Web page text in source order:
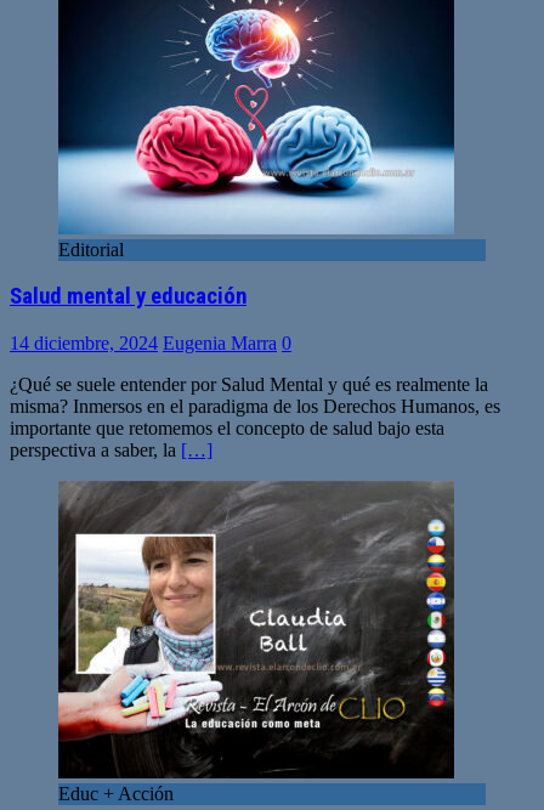
Editorial
Salud mental y educación
14 diciembre, 2024 Eugenia Marra 0
¿Qué se suele entender por Salud Mental y qué es realmente la
misma? Inmersos en el paradigma de los Derechos Humanos, es
importante que retomemos el concepto de salud bajo esta
perspectiva a saber, la […]
Educ + Acción